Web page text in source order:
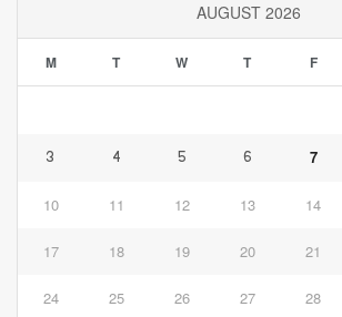
AUGUST 2026
M T W T F
3 4 5 6 7
10 11 12 13 14
17 18 19 20 21
24 25 26 27 28